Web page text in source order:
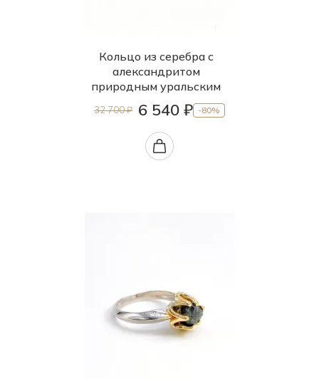
Кольцо из серебра с
александритом
природным уральским
32 700 ₽ 6 540 ₽ -80%